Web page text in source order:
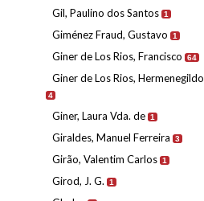
Gil, Paulino dos Santos 1
Giménez Fraud, Gustavo 1
Giner de Los Rios, Francisco 64
Giner de Los Rios, Hermenegildo
4
Giner, Laura Vda. de 1
Giraldes, Manuel Ferreira 3
Girão, Valentim Carlos 1
Girod, J. G. 1